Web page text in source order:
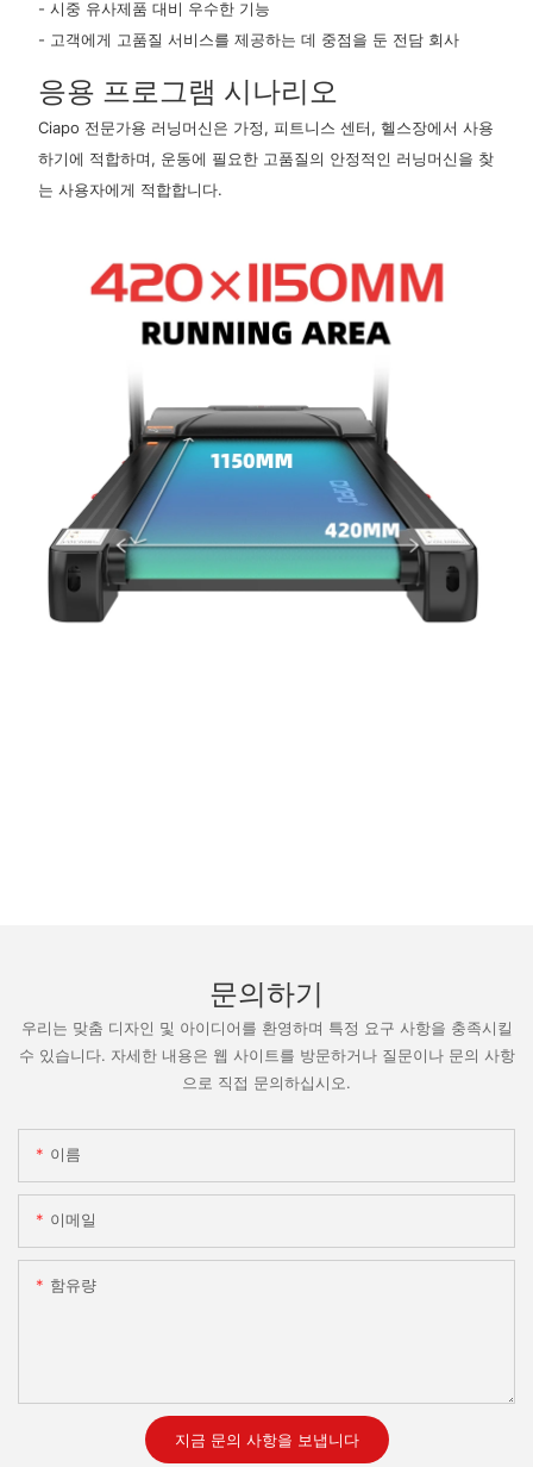
- 시중 유사제품 대비 우수한 기능
- 고객에게 고품질 서비스를 제공하는 데 중점을 둔 전담 회사
응용 프로그램 시나리오
Ciapo 전문가용 러닝머신은 가정, 피트니스 센터, 헬스장에서 사용
하기에 적합하며, 운동에 필요한 고품질의 안정적인 러닝머신을 찾
는 사용자에게 적합합니다.
문의하기
우리는 맞춤 디자인 및 아이디어를 환영하며 특정 요구 사항을 충족시킬
수 있습니다. 자세한 내용은 웹 사이트를 방문하거나 질문이나 문의 사항
으로 직접 문의하십시오.
이름
이메일
함유량
지금 문의 사항을 보냅니다